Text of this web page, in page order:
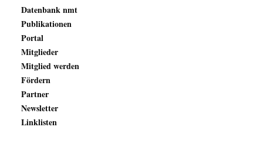
Datenbank nmt
Publikationen
Portal
Mitglieder
Mitglied werden
Fördern
Partner
Newsletter
Linklisten